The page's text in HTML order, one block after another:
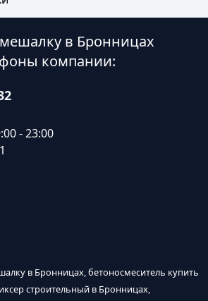
в Бронницах
компании:
- 23:00
в Бронницах, бетоносмеситель купить
строительный в Бронницах,